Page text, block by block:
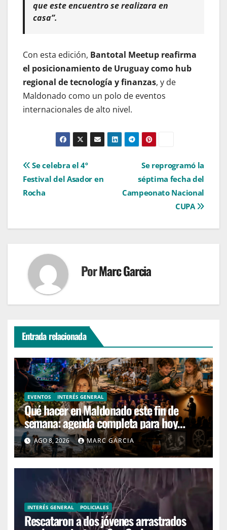
que este encuentro se realizara en
casa”.
Con esta edición, Bantotal Meetup reafirma
el posicionamiento de Uruguay como hub
regional de tecnología y finanzas, y de
Maldonado como un polo de eventos
internacionales de alto nivel.
Navegación
de
Se reprogramó la
séptima fecha del
Campeonato Nacional
CUPA
Se celebra el 4º
Festival del Asador en
Rocha
PorMarc Garcia
Entrada relacionada
EVENTOS INTERÉS GENERAL
Qué hacer en Maldonado este fin de
semana: agenda completa para hoy
sábado y mañana domingo
AGO 8, 2026 MARC GARCIA
INTERÉS GENERAL POLICIALES
Rescataron a dos jóvenes arrastrados